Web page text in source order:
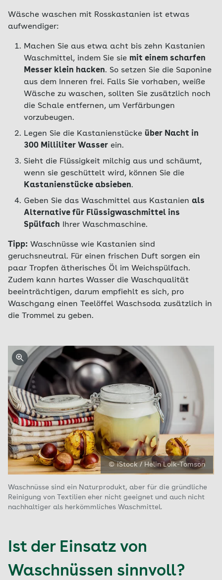
Wäsche waschen mit Rosskastanien ist etwas
aufwendiger:
Machen Sie aus etwa acht bis zehn Kastanien
Waschmittel, indem Sie sie mit einem scharfen
Messer klein hacken. So setzen Sie die Saponine
aus dem Inneren frei. Falls Sie vorhaben, weiße
Wäsche zu waschen, sollten Sie zusätzlich noch
die Schale entfernen, um Verfärbungen
vorzubeugen.
Legen Sie die Kastanienstücke über Nacht in
300 Milliliter Wasser ein.
Sieht die Flüssigkeit milchig aus und schäumt,
wenn sie geschüttelt wird, können Sie die
Kastanienstücke absieben.
Geben Sie das Waschmittel aus Kastanien als
Alternative für Flüssigwaschmittel ins
Spülfach Ihrer Waschmaschine.
Tipp: Waschnüsse wie Kastanien sind
geruchsneutral. Für einen frischen Duft sorgen ein
paar Tropfen ätherisches Öl im Weichspülfach.
Zudem kann hartes Wasser die Waschqualität
beeinträchtigen, darum empfiehlt es sich, pro
Waschgang einen Teelöffel Waschsoda zusätzlich in
die Trommel zu geben.
© iStock / Helin Loik-Tomson
Waschnüsse sind ein Naturprodukt, aber für die gründliche
Reinigung von Textilien eher nicht geeignet und auch nicht
nachhaltiger als herkömmliches Waschmittel.
Ist der Einsatz von
Waschnüssen sinnvoll?